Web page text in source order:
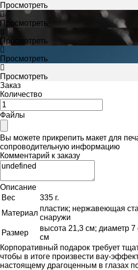
Просмотреть
Просмотреть
Просмотреть
Просмотреть
Просмотреть
Заказ
Количество
Файлы
Вы можете прикрепить макет для
сопроводительную информацию
Комментарий к заказу
Описание
Вес
335 г.
Материал
пластик; нержавеющая
снаружи
Размер
высота 21,3 см; диаметр 7
см
Корпоративный подарок требует
чтобы в итоге произвести вау-
настоящему драгоценным в глазах